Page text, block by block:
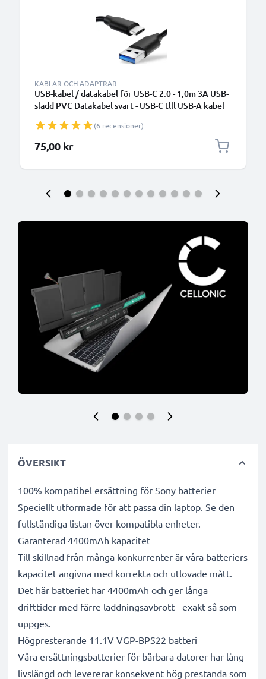
KABLAR OCH ADAPTRAR
USB-kabel / datakabel för USB-C 2.0 - 1,0m 3A USB-
sladd PVC Datakabel svart - USB-C tlll USB-A kabel
(6 recensioner)
75,00 kr
ÖVERSIKT
100% kompatibel ersättning för Sony batterier
Speciellt utformade för att passa din laptop. Se den
fullständiga listan över kompatibla enheter.
Garanterad 4400mAh kapacitet
Till skillnad från många konkurrenter är våra batteriers
kapacitet angivna med korrekta och utlovade mått.
Det här batteriet har 4400mAh och ger långa
drifttider med färre laddningsavbrott - exakt så som
uppges.
Högpresterande 11.1V VGP-BPS22 batteri
Våra ersättningsbatterier för bärbara datorer har lång
livslängd och levererar konsekvent hög prestanda som